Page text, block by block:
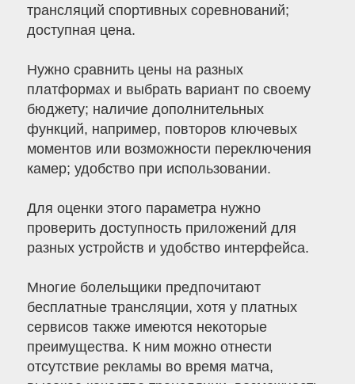
трансляций спортивных соревнований;
доступная цена.
Нужно сравнить цены на разных
платформах и выбрать вариант по своему
бюджету; наличие дополнительных
функций, например, повторов ключевых
моментов или возможности переключения
камер; удобство при использовании.
Для оценки этого параметра нужно
проверить доступность приложений для
разных устройств и удобство интерфейса.
Многие болельщики предпочитают
бесплатные трансляции, хотя у платных
сервисов также имеются некоторые
преимущества. К ним можно отнести
отсутствие рекламы во время матча,